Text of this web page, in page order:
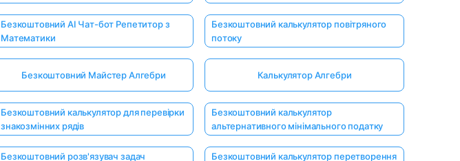
Безкоштовний AI Чат-бот Репетитор з
Математики
Безкоштовний калькулятор повітряного
потоку
Безкоштовний Майстер Алгебри Калькулятор Алгебри
Безкоштовний калькулятор для перевірки
знакозмінних рядів
Безкоштовний калькулятор
альтернативного мінімального податку
Безкоштовний розв'язувач задач Безкоштовний калькулятор перетворення